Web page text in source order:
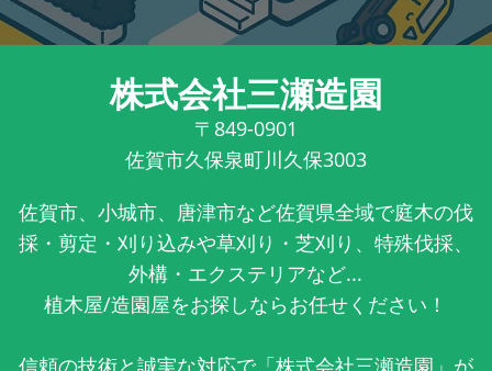
株式会社三瀬造園
〒849-0901
佐賀市久保泉町川久保3003
佐賀市、小城市、唐津市など佐賀県全域で庭木の伐
採・剪定・刈り込みや草刈り・芝刈り、特殊伐採、
外構・エクステリアなど...
植木屋/造園屋をお探しならお任せください！
信頼の技術と誠実な対応で「株式会社三瀬造園」が